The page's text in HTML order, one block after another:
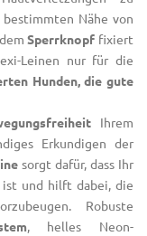
Nähe von
Sperrknopf fixiert
Leinen nur für die
Hunden, die gute
Ihrem
Erkundigen der
sorgt dafür, dass Ihr
ist und hilft dabei, die
Robuste
, helles Neon-